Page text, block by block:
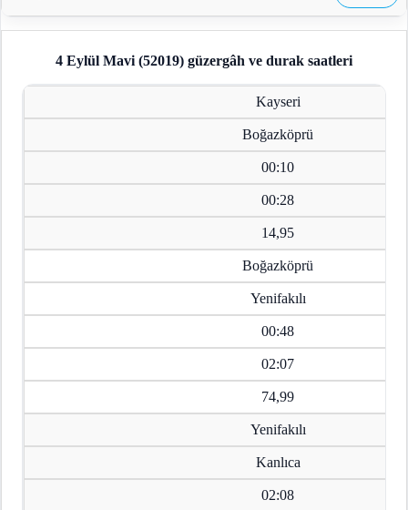
4 Eylül Mavi (52019) güzergâh ve durak saatleri
Kayseri
Boğazköprü
00:10
00:28
14,95
Boğazköprü
Yenifakılı
00:48
02:07
74,99
Yenifakılı
Kanlıca
02:08